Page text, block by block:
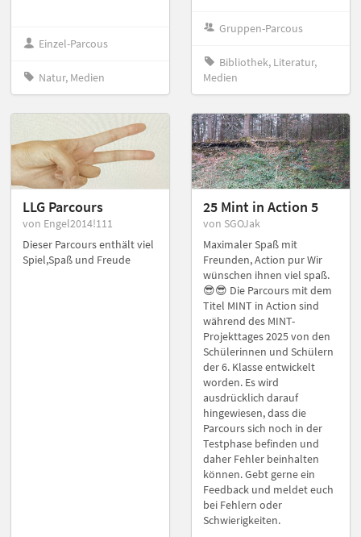
Einzel-Parcous
Natur, Medien
Gruppen-Parcous
Bibliothek, Literatur,
Medien
LLG Parcours
von Engel2014!111
Dieser Parcours enthält viel
Spiel,Spaß und Freude
25 Mint in Action 5
von SGOJak
Maximaler Spaß mit
Freunden, Action pur Wir
wünschen ihnen viel spaß.
😎😎 Die Parcours mit dem
Titel MINT in Action sind
während des MINT-
Projekttages 2025 von den
Schülerinnen und Schülern
der 6. Klasse entwickelt
worden. Es wird
ausdrücklich darauf
hingewiesen, dass die
Parcours sich noch in der
Testphase befinden und
daher Fehler beinhalten
können. Gebt gerne ein
Feedback und meldet euch
bei Fehlern oder
Schwierigkeiten.